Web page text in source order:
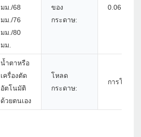
มม./68
มม./76
มม./80
มม.
ของ
กระดาษ:
0.06 ~
น้ำตาหรือ
เครื่องตัด
อัตโนมัติ
ด้วยตนเอง
โหลด
กระดาษ:
การโหลด